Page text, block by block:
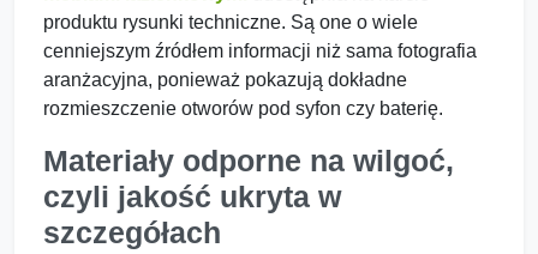
produktu rysunki techniczne. Są one o wiele
cenniejszym źródłem informacji niż sama fotografia
aranżacyjna, ponieważ pokazują dokładne
rozmieszczenie otworów pod syfon czy baterię.
Materiały odporne na wilgoć,
czyli jakość ukryta w
szczegółach